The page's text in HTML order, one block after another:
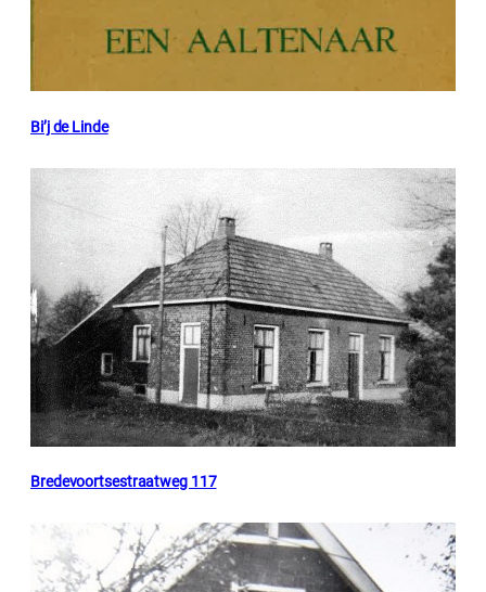
Bi’j de Linde
Bredevoortsestraatweg 117